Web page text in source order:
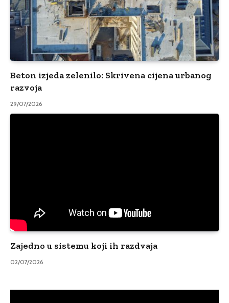
Beton izjeda zelenilo: Skrivena cijena urbanog
razvoja
29/07/2026
Zajedno u sistemu koji ih razdvaja
02/07/2026